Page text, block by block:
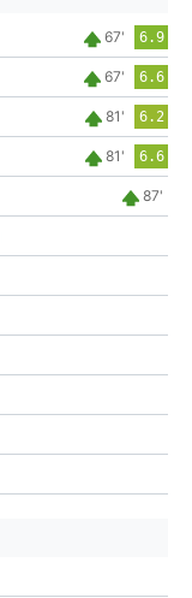
67' 6.9
67' 6.6
81' 6.2
81' 6.6
87'